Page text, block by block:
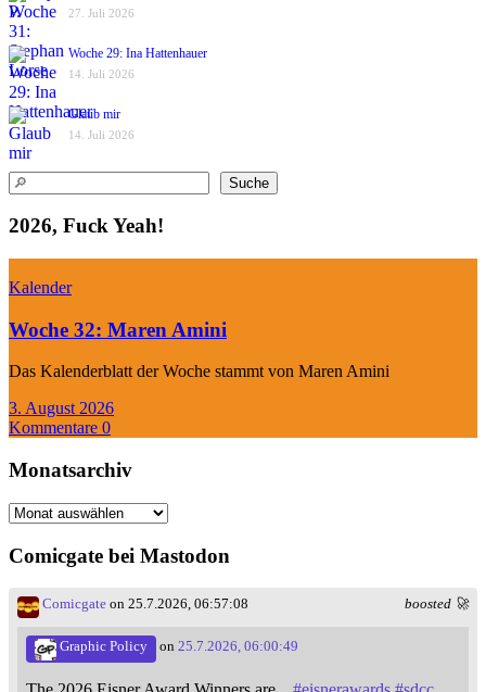
27. Juli 2026
Woche 29: Ina Hattenhauer
14. Juli 2026
Glaub mir
14. Juli 2026
Suchen Suche
2026, Fuck Yeah!
Kalender
Woche 32: Maren Amini
Das Kalenderblatt der Woche stammt von Maren Amini
3. August 2026
Kommentare 0
Monatsarchiv
Monatsarchiv
Comicgate bei Mastodon
boosted 🚀
Comicgate on 25.7.2026, 06:57:08
Graphic Policy on 25.7.2026, 06:00:49